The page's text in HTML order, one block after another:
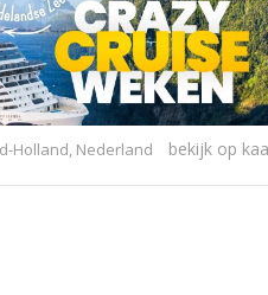
5-daagse trip naar
Holland, Nederland bekijk op